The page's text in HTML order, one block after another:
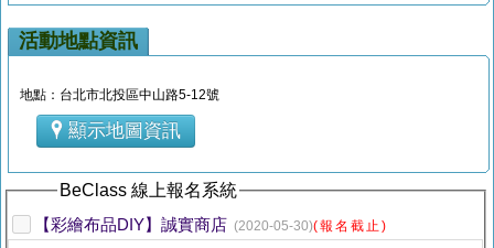
活動地點資訊
地點：台北市北投區中山路5-12號
顯示地圖資訊
BeClass 線上報名系統
【彩繪布品DIY】誠實商店 (2020-05-30)(報名截止)